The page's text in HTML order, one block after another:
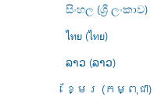
සිංහල (ශ්‍රී ලංකාව)
ไทย (ไทย)
ລາວ (ລາວ)
ខ្មែរ (កម្ពុជា)